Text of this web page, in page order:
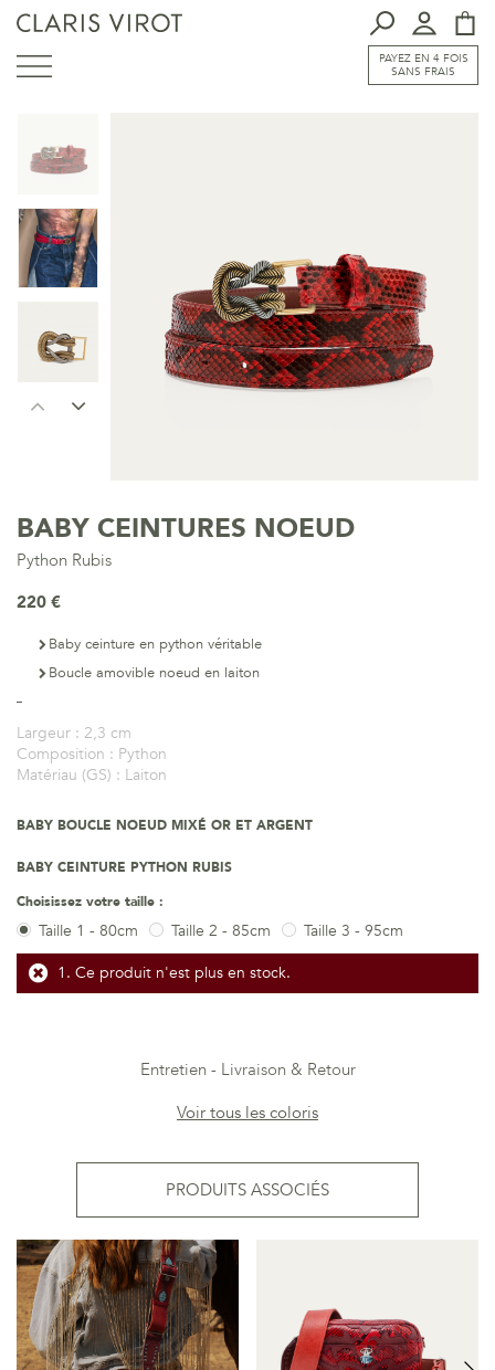
PAYEZ EN 4 FOIS
SANS FRAIS
BABY CEINTURES NOEUD
Python Rubis
220 €
Baby ceinture en python véritable
Boucle amovible noeud en laiton
Largeur : 2,3 cm
Composition : Python
Matériau (GS) : Laiton
BABY BOUCLE NOEUD MIXÉ OR ET ARGENT
BABY CEINTURE PYTHON RUBIS
Choisissez votre taille :
Taille 1 - 80cm Taille 2 - 85cm
Taille 3 - 95cm
Ce produit n'est plus en stock.
Entretien
Livraison & Retour
Voir tous les coloris
PRODUITS ASSOCIÉS